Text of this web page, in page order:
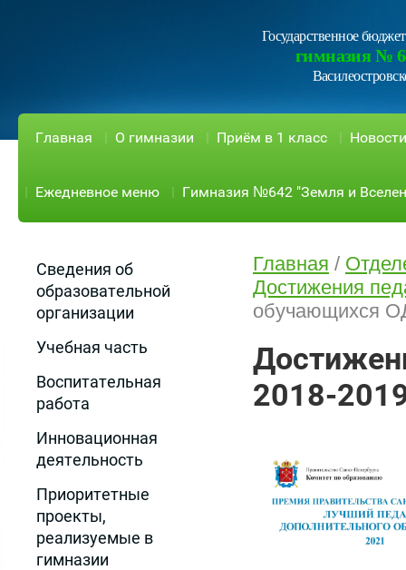
Государственное
гимназия №
Главная О гимназии Приём в 1 класс Новости
Ежедневное меню Гимназия №642 "Земля и
Сведения об
образовательной
организации
Учебная часть
Воспитательная
работа
Инновационная
деятельность
Приоритетные
проекты,
реализуемые в
гимназии
Главная /
Достижения
обучающихся
2018-